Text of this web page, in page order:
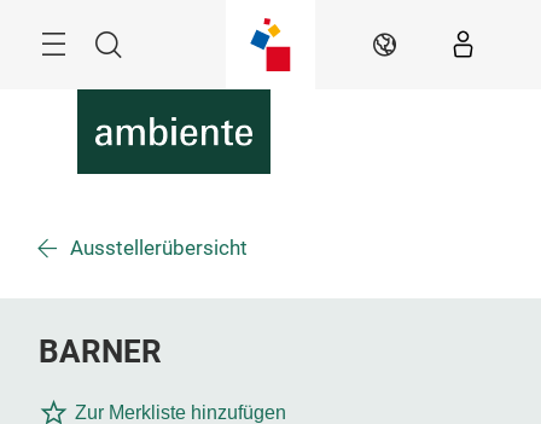
Suche DE
Ausstellerübersicht
BARNER
Zur Merkliste hinzufügen